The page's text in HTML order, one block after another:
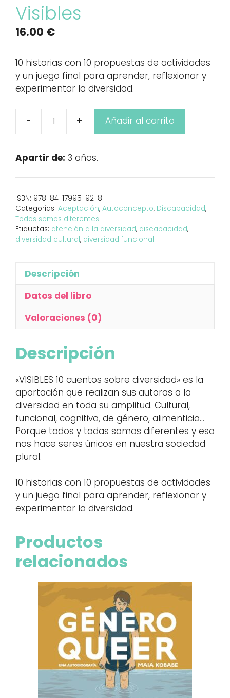
Visibles
16.00 €
10 historias con 10 propuestas de actividades
y un juego final para aprender, reflexionar y
experimentar la diversidad.
-
Visibles
+ Añadir al carrito
Apartir de: 3 años.
ISBN: 978-84-17995-92-8
Categorías: Aceptación, Autoconcepto, Discapacidad,
Todos somos diferentes
Etiquetas: atención a la diversidad, discapacidad,
diversidad cultural, diversidad funcional
Descripción
Datos del libro
Valoraciones (0)
Descripción
«VISIBLES 10 cuentos sobre diversidad» es la
aportación que realizan sus autoras a la
diversidad en toda su amplitud. Cultural,
funcional, cognitiva, de género, alimenticia…
Porque todos y todas somos diferentes y eso
nos hace seres únicos en nuestra sociedad
plural.
10 historias con 10 propuestas de actividades
y un juego final para aprender, reflexionar y
experimentar la diversidad.
Productos
relacionados